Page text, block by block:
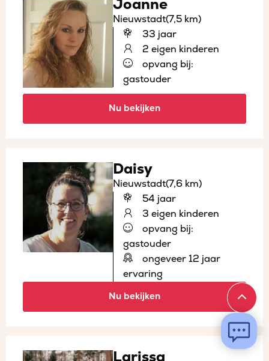
Joanne
Nieuwstadt(7,5 km)
33 jaar
2 eigen kinderen
opvang bij:
gastouder
Nu bekijken
Daisy
Nieuwstadt(7,6 km)
54 jaar
3 eigen kinderen
opvang bij:
gastouder
ongeveer 12 jaar
ervaring
Nu bekijken
Larissa